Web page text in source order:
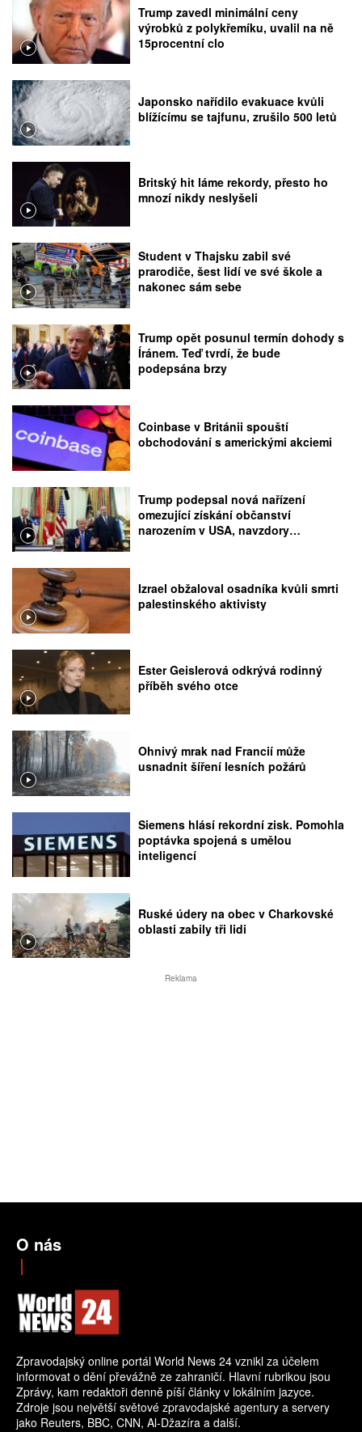
Trump zavedl minimální ceny
výrobků z polykřemíku, uvalil na ně
15procentní clo
Japonsko nařídilo evakuace kvůli
blížícímu se tajfunu, zrušilo 500 letů
Britský hit láme rekordy, přesto ho
mnozí nikdy neslyšeli
Student v Thajsku zabil své
prarodiče, šest lidí ve své škole a
nakonec sám sebe
Trump opět posunul termín dohody s
Íránem. Teď tvrdí, že bude
podepsána brzy
Coinbase v Británii spouští
obchodování s americkými akciemi
Trump podepsal nová nařízení
omezující získání občanství
narozením v USA, navzdory
Izrael obžaloval osadníka kvůli smrti
palestinského aktivisty
Ester Geislerová odkrývá rodinný
příběh svého otce
Ohnivý mrak nad Francií může
usnadnit šíření lesních požárů
Siemens hlásí rekordní zisk. Pomohla
poptávka spojená s umělou
inteligencí
Ruské údery na obec v Charkovské
oblasti zabily tři lidi
Reklama
O nás
Zpravodajský online portál World News 24 vznikl za účelem
informovat o dění převážně ze zahraničí. Hlavní rubrikou jsou
Zprávy, kam redaktoři denně píší články v lokálním jazyce.
Zdroje jsou největší světové zpravodajské agentury a servery
jako Reuters, BBC, CNN, Al-Džazíra a další.